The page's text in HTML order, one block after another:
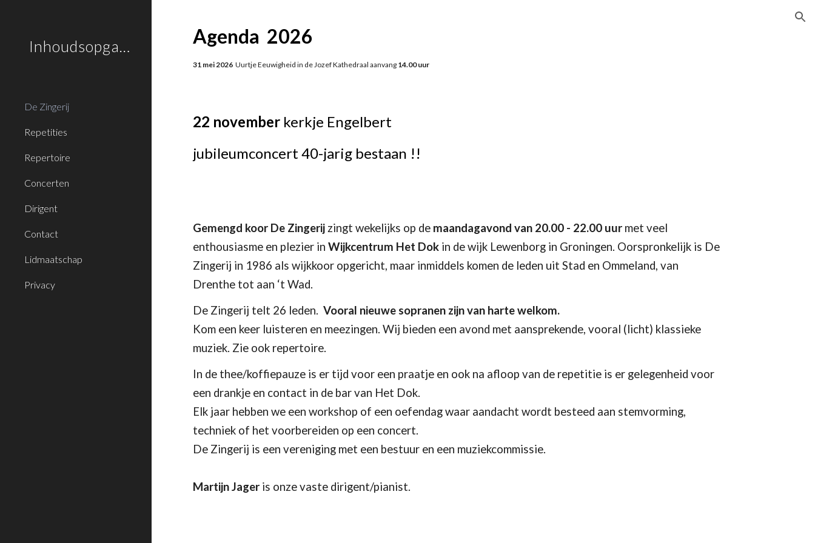
Inhoudsopgave
De Zingerij
Repetities
Repertoire
Concerten
Dirigent
Contact
Lidmaatschap
Privacy
Agenda 2026
31 mei 2026 Uurtje Eeuwigheid in de Jozef Kathedraal aanvang 14.00 uur
22 november kerkje Engelbert
jubileumconcert 40-jarig bestaan !!
Gemengd koor De Zingerij zingt wekelijks op de maandagavond van 20.00 - 22.00 uur met veel
enthousiasme en plezier inWijkcentrum Het Dok in de wijk Lewenborg in Groningen. Oorspronkelijk is De
Zingerij in 1986 als wijkkoor opgericht, maar inmiddels komen de leden uit Stad en Ommeland, van
Drenthe tot aan ‘t Wad.
De Zingerij telt 26 leden. Vooral nieuwe sopranen zijn van harte welkom.
Kom een keer luisteren en meezingen. Wij bieden een avond met aansprekende, vooral (licht) klassieke
muziek. Zie ook repertoire.
In de thee/koffiepauze is er tijd voor een praatje en ook na afloop van de repetitie is er gelegenheid voor
een drankje en contact in de barvan Het Dok.
Elk jaar hebben we een workshop of een oefendag waar aandacht wordt besteed aan stemvorming,
techniek of hetvoorbereiden op een concert.
De Zingerij is een vereniging met een bestuur en een muziekcommissie.
Martijn Jager is onze vaste dirigent/pianist.